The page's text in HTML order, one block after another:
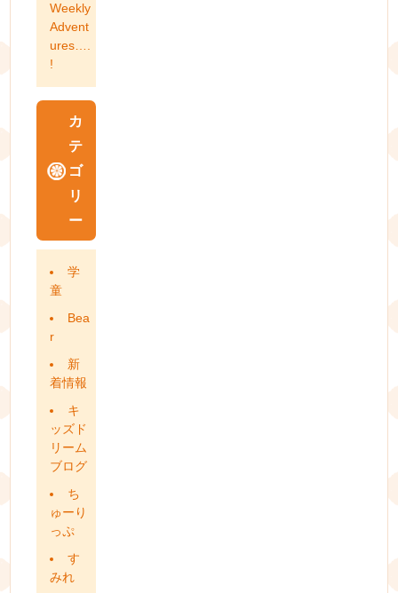
Weekly
Advent
ures….
!
カ
テ
ゴ
リ
ー
学
童
Bea
r
新
着情報
キ
ッズド
リーム
ブログ
ち
ゅーり
っぷ
す
みれ